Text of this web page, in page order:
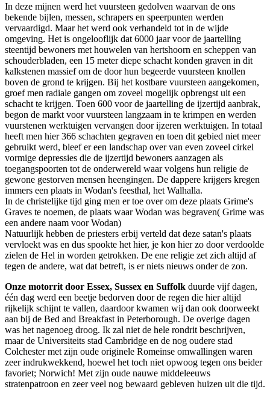
In deze mijnen werd het vuursteen gedolven waarvan de ons
bekende bijlen, messen, schrapers en speerpunten werden
vervaardigd. Maar het werd ook verhandeld tot in de wijde
omgeving. Het is ongelooflijk dat 6000 jaar voor de jaartelling
steentijd bewoners met houwelen van hertshoorn en scheppen van
schouderbladen, een 15 meter diepe schacht konden graven in dit
kalkstenen massief om de door hun begeerde vuursteen knollen
boven de grond te krijgen. Bij het kostbare vuursteen aangekomen,
groef men radiale gangen om zoveel mogelijk opbrengst uit een
schacht te krijgen. Toen 600 voor de jaartelling de ijzertijd aanbrak,
begon de markt voor vuursteen langzaam in te krimpen en werden
vuurstenen werktuigen vervangen door ijzeren werktuigen. In totaal
heeft men hier 366 schachten gegraven en toen dit gebied niet meer
gebruikt werd, bleef er een landschap over van even zoveel cirkel
vormige depressies die de ijzertijd bewoners aanzagen als
toegangspoorten tot de onderwereld waar volgens hun religie de
gewone gestorven mensen heengingen. De dappere krijgers kregen
immers een plaats in Wodan's feesthal, het Walhalla.
In de christelijke tijd ging men er toe over om deze plaats Grime's
Graves te noemen, de plaats waar Wodan was begraven( Grime was
een andere naam voor Wodan)
Natuurlijk hebben de priesters erbij verteld dat deze satan's plaats
vervloekt was en dus spookte het hier, je kon hier zo door verdoolde
zielen de Hel in worden getrokken. De ene religie zet zich altijd af
tegen de andere, wat dat betreft, is er niets nieuws onder de zon.
Onze motorrit door Essex, Sussex en Suffolk duurde vijf dagen,
één dag werd een beetje bedorven door de regen die hier altijd
rijkelijk schijnt te vallen, daardoor kwamen wij dan ook doorweekt
aan bij de Bed and Breakfast in Peterborough. De overige dagen
was het nagenoeg droog. Ik zal niet de hele rondrit beschrijven,
maar de Universiteits stad Cambridge en de nog oudere stad
Colchester met zijn oude originele Romeinse omwallingen waren
zeer indrukwekkend, hoewel het toch niet opwoog tegen ons beider
favoriet; Norwich! Met zijn oude nauwe middeleeuws
stratenpatroon en zeer veel nog bewaard gebleven huizen uit die tijd.